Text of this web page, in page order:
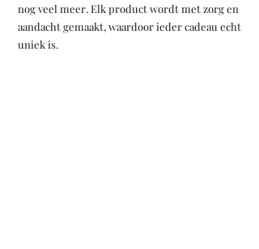
nog veel meer. Elk product wordt met zorg en
aandacht gemaakt, waardoor ieder cadeau echt
uniek is.